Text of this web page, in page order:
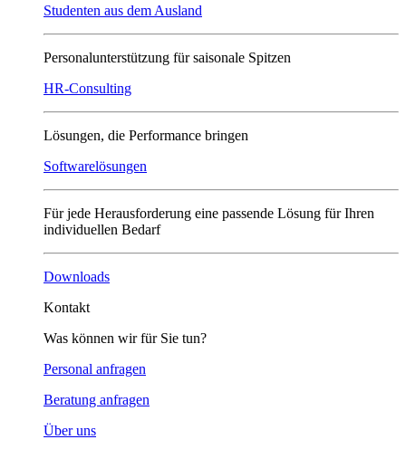
Studenten aus dem Ausland
Personalunterstützung für saisonale Spitzen
HR-Consulting
Lösungen, die Performance bringen
Softwarelösungen
Für jede Herausforderung eine passende Lösung für Ihren
individuellen Bedarf
Downloads
Kontakt
Was können wir für Sie tun?
Personal anfragen
Beratung anfragen
Über uns